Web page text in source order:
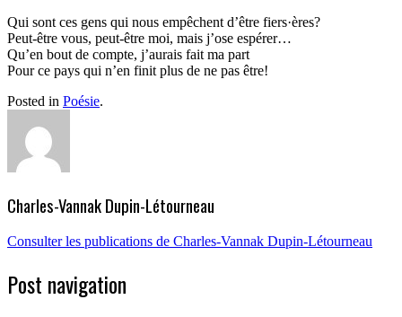
Qui sont ces gens qui nous empêchent d’être fiers·ères?
Peut-être vous, peut-être moi, mais j’ose espérer…
Qu’en bout de compte, j’aurais fait ma part
Pour ce pays qui n’en finit plus de ne pas être!
Posted in Poésie.
Charles-Vannak Dupin-Létourneau
Consulter les publications de Charles-Vannak Dupin-Létourneau
Post navigation